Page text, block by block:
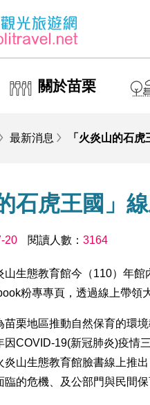
關於苗栗
最新消息 「火炎山的石
石虎王國」
20 閱讀人數：3164
山生態教育館今（110）年
粉專專頁，透過線上帶領
苗栗地區推動自然保育的環
因COVID-19(新冠肺炎)疫情
炎山生態教育館臉書線上推
的危機、及公部門與民間